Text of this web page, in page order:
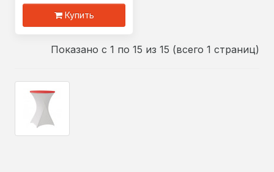
Купить
Показано с 1 по 15 из 15 (всего 1 страниц)